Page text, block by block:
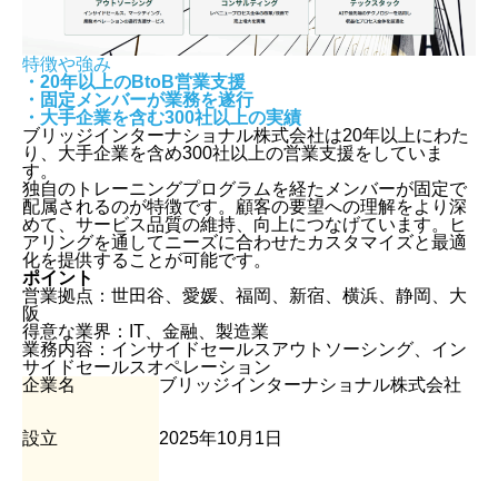
特徴や強み
・20年以上のBtoB営業支援
・固定メンバーが業務を遂行
・大手企業を含む300社以上の実績
ブリッジインターナショナル株式会社は20年以上にわた
り、大手企業を含め300社以上の営業支援をしていま
す。
独自のトレーニングプログラムを経たメンバーが固定で
配属されるのが特徴です。顧客の要望への理解をより深
めて、サービス品質の維持、向上につなげています。ヒ
アリングを通してニーズに合わせたカスタマイズと最適
化を提供することが可能です。
ポイント
営業拠点：世田谷、愛媛、福岡、新宿、横浜、静岡、大
阪
得意な業界：IT、金融、製造業
業務内容：インサイドセールスアウトソーシング、イン
サイドセールスオペレーション
企業名
ブリッジインターナショナル株式会社
設立 2025年10月1日
営業代行会社を利用するメリット・デメリット
営業代行会社を効果的に活用するコツ
営業代行を導入する前に準備すべき3つのポイント
営業代行会社選びの注意点とリスクを回避する方法
【2025年】最新の営業代行の最新動向
営業代行に関するよくある質問
より早く営業代行をお探しなら『コンペル』
コンペルの使い方